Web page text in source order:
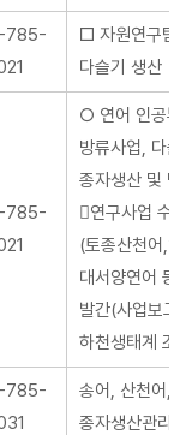
785-
□ 자원연구
다슬기 생산
785-
○ 연어 인공
방류사업, 다
종자생산 및
연구사업 수
(토종산천어,
대서양연어
발간(사업보
하천생태계
785-
송어, 산천어,
종자생산관리